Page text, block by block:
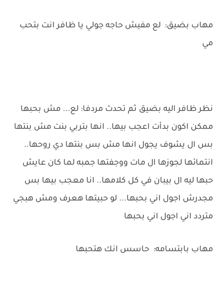
مهاب بضيق: لع مفيش حاجه جولي يا ظافر انت بتحب
مي
نظر ظافر اليه بضيق ثم تحدث مردفا: لع... مش بحبها
ممكن اكون بدأت اعجب بيها.. انها بتربي بنت مش بنتها
بس ال يشوف يجول انها مش بس بنتها دي روحها..
انتمائها لجوزها ال مات ووجفتها جمبه لما كان عايش
حبها ليه ال بيبان في كل كلامها.. انا معجب بيها بس
مجدرش اجول اني بحبها... لو حبيتها هعرف ومش هبجي
متردد اني اجول اني بحبها
مهاب بابتسامه: حاسس انك هتحبها